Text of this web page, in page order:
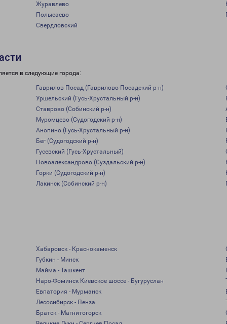
Журавлево
Полысаево
Свердловский
в следующие города:
Гаврилов Посад (Гаврилово-Посадский р-н)
Уршельский (Гусь-Хрустальный р-н)
Ставрово (Собинский р-н)
Муромцево (Судогодский р-н)
Анопино (Гусь-Хрустальный р-н)
Бег (Судогодский р-н)
Гусевский (Гусь-Хрустальный)
Новоалександрово (Суздальский р-н)
Горки (Судогодский р-н)
Лакинск (Собинский р-н)
Хабаровск - Краснокаменск
Губкин - Минск
Майма - Ташкент
Наро-Фоминск Киевское шоссе - Бугуруслан
Евпатория - Мурманск
Лесосибирск - Пенза
Братск - Магнитогорск